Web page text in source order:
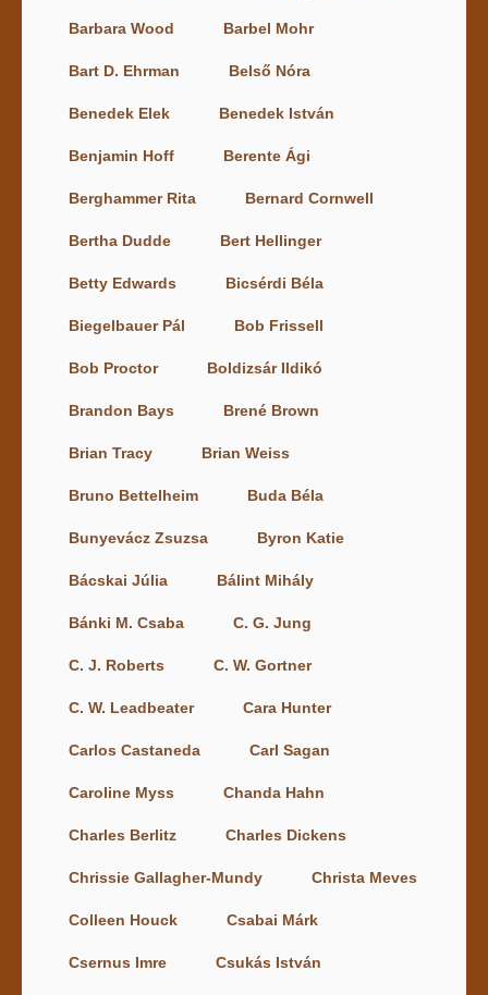
Barbara Wood Barbel Mohr
Bart D. Ehrman Belső Nóra
Benedek Elek Benedek István
Benjamin Hoff Berente Ági
Berghammer Rita Bernard Cornwell
Bertha Dudde Bert Hellinger
Betty Edwards Bicsérdi Béla
Biegelbauer Pál Bob Frissell
Bob Proctor Boldizsár Ildikó
Brandon Bays Brené Brown
Brian Tracy Brian Weiss
Bruno Bettelheim Buda Béla
Bunyevácz Zsuzsa Byron Katie
Bácskai Júlia Bálint Mihály
Bánki M. Csaba C. G. Jung
C. J. Roberts C. W. Gortner
C. W. Leadbeater Cara Hunter
Carlos Castaneda Carl Sagan
Caroline Myss Chanda Hahn
Charles Berlitz Charles Dickens
Chrissie Gallagher-Mundy Christa Meves
Colleen Houck Csabai Márk
Csernus Imre Csukás István